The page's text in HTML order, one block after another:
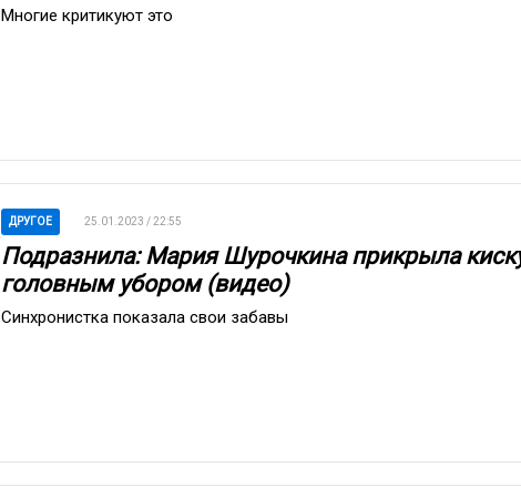
Многие критикуют это
ДРУГОЕ 25.01.2023 / 22:55
Подразнила: Мария Шурочкина прикрыла
головным убором (видео)
Синхронистка показала свои забавы